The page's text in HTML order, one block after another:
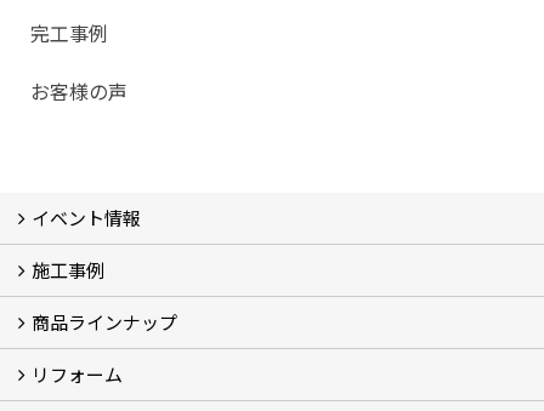
完工事例
お客様の声
イベント情報
イベント予告
過去のイベント
施工事例
フォトギャラリー
モデルハウス (7)
現場レポート
完工事例
お客様の声
商品ラインナップ
商品ラインアップ一覧
FAVO（フェイボ）【自由設計】
Lodina（ロディナ）【規格住宅】
全館空調システム
リフォーム